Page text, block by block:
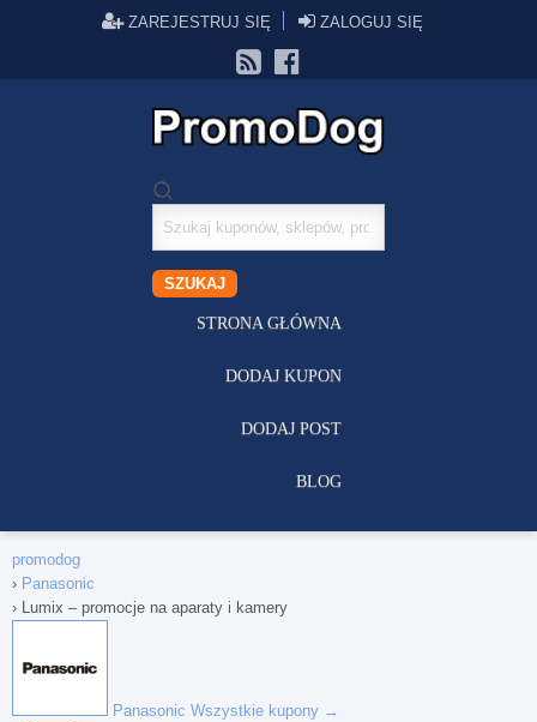
ZAREJESTRUJ SIĘ ZALOGUJ SIĘ
Szukaj
kuponów
SZUKAJ
STRONA GŁÓWNA
DODAJ KUPON
DODAJ POST
BLOG
promodog
› Panasonic
› Lumix – promocje na aparaty i kamery
Panasonic Wszystkie kupony →